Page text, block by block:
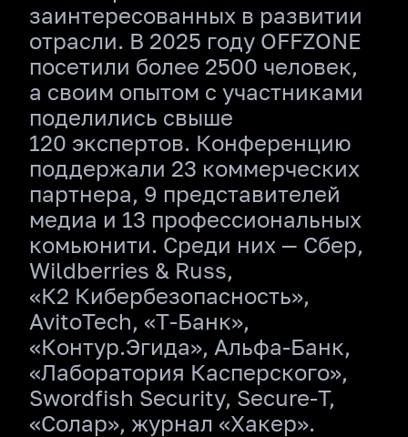
заинтересованных в развитии
отрасли. В 2025 году OFFZONE
посетили более 2500 человек,
а своим опытом с участниками
поделились свыше
120 экспертов. Конференцию
поддержали 23 коммерческих
партнера, 9 представителей
медиа и 13 профессиональных
комьюнити. Среди них — Сбер,
Wildberries & Russ,
«К2 Кибербезопасность»,
AvitoTech, «Т‑Банк»,
«Контур.Эгида», Альфа‑Банк,
«Лаборатория Касперского»,
Swordfish Security, Secure‑T,
«Солар», журнал «Хакер».